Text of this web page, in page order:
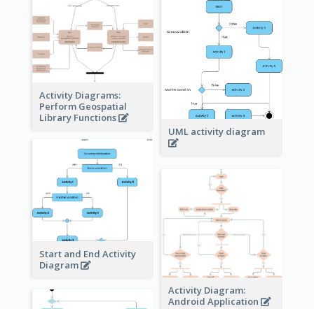
Activity Diagrams:
Perform Geospatial
Library Functions
UML activity diagram
Start and End Activity
Diagram
Activity Diagram:
Android Application